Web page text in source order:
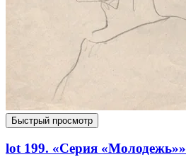
Быстрый просмотр
lot 199. «Серия «Молодежь»»